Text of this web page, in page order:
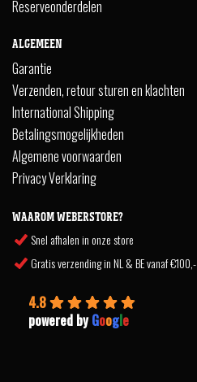
Reserveonderdelen
ALGEMEEN
Garantie
Verzenden, retour sturen en klachten
International Shipping
Betalingsmogelijkheden
Algemene voorwaarden
Privacy Verklaring
WAAROM WEBERSTORE?
Snel afhalen in onze store
Gratis verzending in NL & BE vanaf €100,-
4.8
powered byGoogle